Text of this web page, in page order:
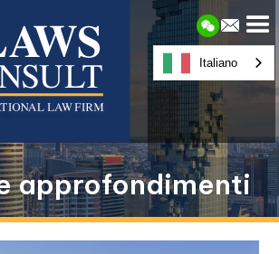
approfondimenti
Italiano